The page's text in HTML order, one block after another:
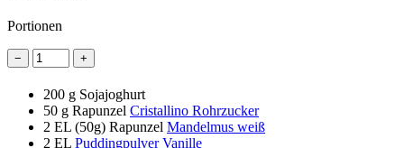
Portionen
− +
200 g Sojajoghurt
50 g Rapunzel Cristallino Rohrzucker
2 EL (50g) Rapunzel Mandelmus weiß
2 EL Puddingpulver Vanille